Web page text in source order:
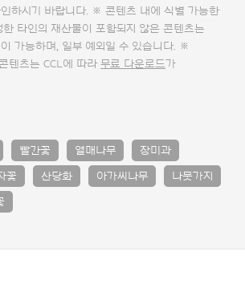
하시기 바랍니다. ※ 콘텐츠 내에 식별 가능한
타인의 재산물이 포함되지 않은 콘텐츠는
가능하며, 일부 예외일 수 있습니다. ※
텐츠는 CCL에 따라 무료 다운로드가
빨간꽃 열매나무 장미과
꽃 산당화 아가씨나무 나뭇가지